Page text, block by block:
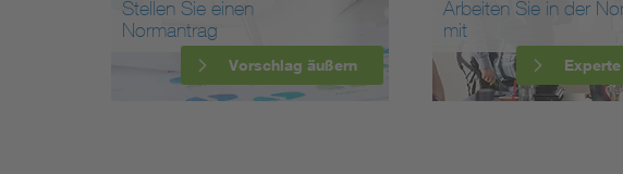
Stellen Sie einen
Normantrag
Vorschlag äußern
Arbeiten Sie in der
mit